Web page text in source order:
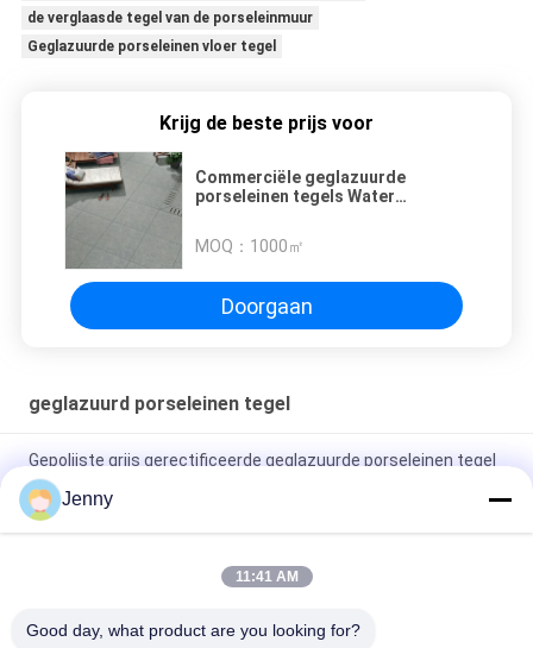
de verglaasde tegel van de porseleinmuur
Geglazuurde porseleinen vloer tegel
Krijg de beste prijs voor
Commerciële geglazuurde
porseleinen tegels Water
MOQ： 1000㎡
Doorgaan
geglazuurd porseleinen tegel
Gepolijste grijs gerectificeerde geglazuurde porseleinen tegel
voor woon- / commerciële gebruik
Glanzend geglazuurd gerectificeerd porseleinen tegel met
gepolijste afwerking lage wateropname PEI-classificatie 4
tegel Mat Finish Met 0,05% wateropname
Jenny
11:41 AM
Good day, what product are you looking for?